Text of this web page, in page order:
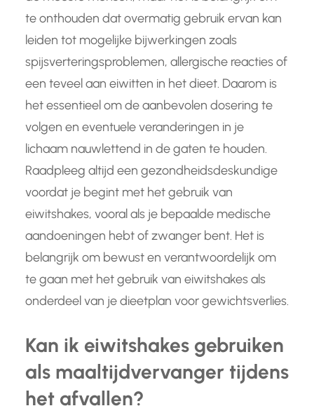
te onthouden dat overmatig gebruik ervan kan
leiden tot mogelijke bijwerkingen zoals
spijsverteringsproblemen, allergische reacties of
een teveel aan eiwitten in het dieet. Daarom is
het essentieel om de aanbevolen dosering te
volgen en eventuele veranderingen in je
lichaam nauwlettend in de gaten te houden.
Raadpleeg altijd een gezondheidsdeskundige
voordat je begint met het gebruik van
eiwitshakes, vooral als je bepaalde medische
aandoeningen hebt of zwanger bent. Het is
belangrijk om bewust en verantwoordelijk om
te gaan met het gebruik van eiwitshakes als
onderdeel van je dieetplan voor gewichtsverlies.
Kan ik eiwitshakes gebruiken
als maaltijdvervanger tijdens
het afvallen?